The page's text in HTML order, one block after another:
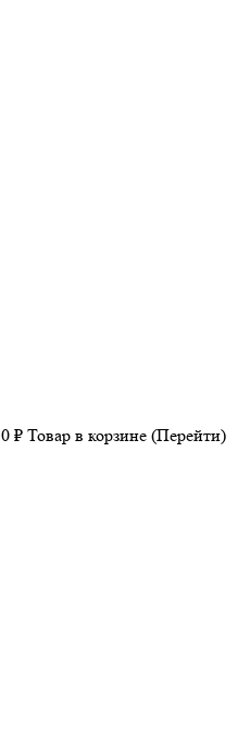
0 ₽ Товар в корзине (Перейти)